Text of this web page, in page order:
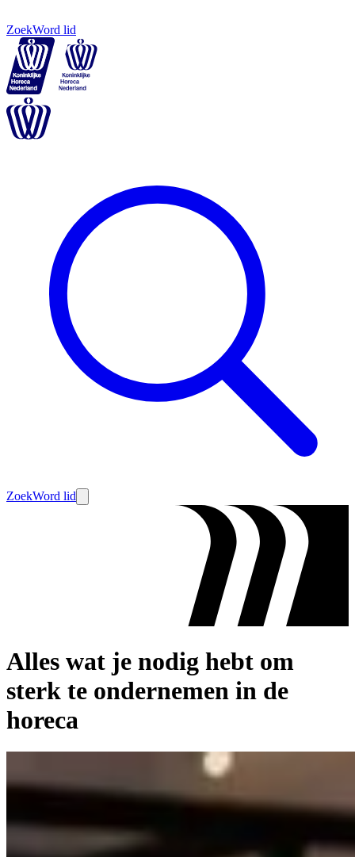
ZoekWord lid
ZoekWord lid
Alles wat je nodig hebt om
sterk te ondernemen in de
horeca